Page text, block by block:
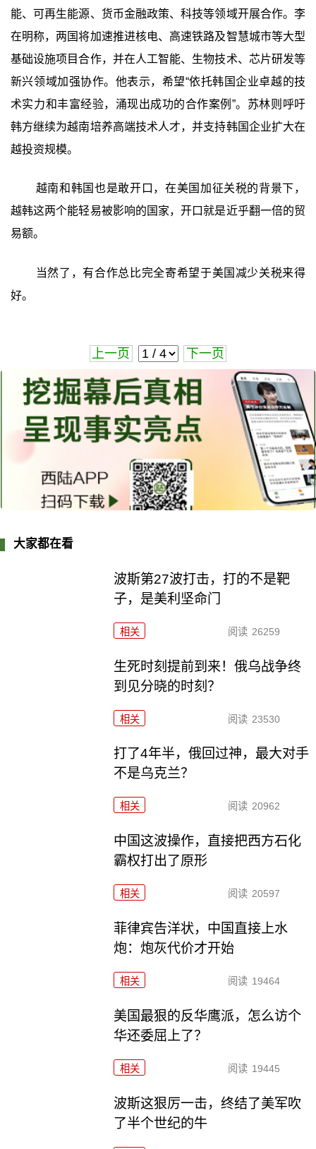
能、可再生能源、货币金融政策、科技等领域开展合作。李
在明称，两国将加速推进核电、高速铁路及智慧城市等大型
基础设施项目合作，并在人工智能、生物技术、芯片研发等
新兴领域加强协作。他表示，希望“依托韩国企业卓越的技
术实力和丰富经验，涌现出成功的合作案例”。苏林则呼吁
韩方继续为越南培养高端技术人才，并支持韩国企业扩大在
越投资规模。
越南和韩国也是敢开口，在美国加征关税的背景下，
越韩这两个能轻易被影响的国家，开口就是近乎翻一倍的贸
易额。
当然了，有合作总比完全寄希望于美国减少关税来得
好。
上一页 下一页
大家都在看
波斯第27波打击，打的不是靶
子，是美利坚命门
相关 阅读 26259
生死时刻提前到来！俄乌战争终
到见分晓的时刻？
相关 阅读 23530
打了4年半，俄回过神，最大对手
不是乌克兰？
相关 阅读 20962
中国这波操作，直接把西方石化
霸权打出了原形
相关 阅读 20597
菲律宾告洋状，中国直接上水
炮：炮灰代价才开始
相关 阅读 19464
美国最狠的反华鹰派，怎么访个
华还委屈上了？
相关 阅读 19445
波斯这狠厉一击，终结了美军吹
了半个世纪的牛